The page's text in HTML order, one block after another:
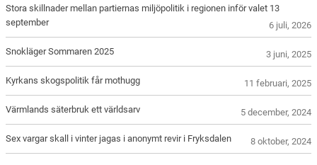
Stora skillnader mellan partiernas miljöpolitik i regionen inför valet 13
september
6 juli, 2026
Snokläger Sommaren 2025 3 juni, 2025
Kyrkans skogspolitik får mothugg 11 februari, 2025
Värmlands säterbruk ett världsarv 5 december, 2024
Sex vargar skall i vinter jagas i anonymt revir i Fryksdalen 8 oktober, 2024